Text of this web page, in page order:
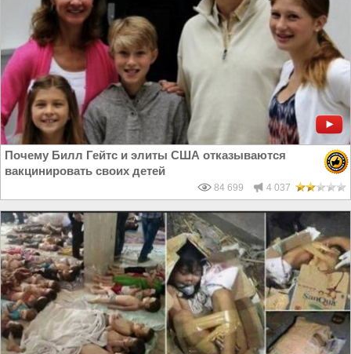
Почему Билл Гейтс и элиты США отказываются
вакцинировать своих детей
84 699 4 037